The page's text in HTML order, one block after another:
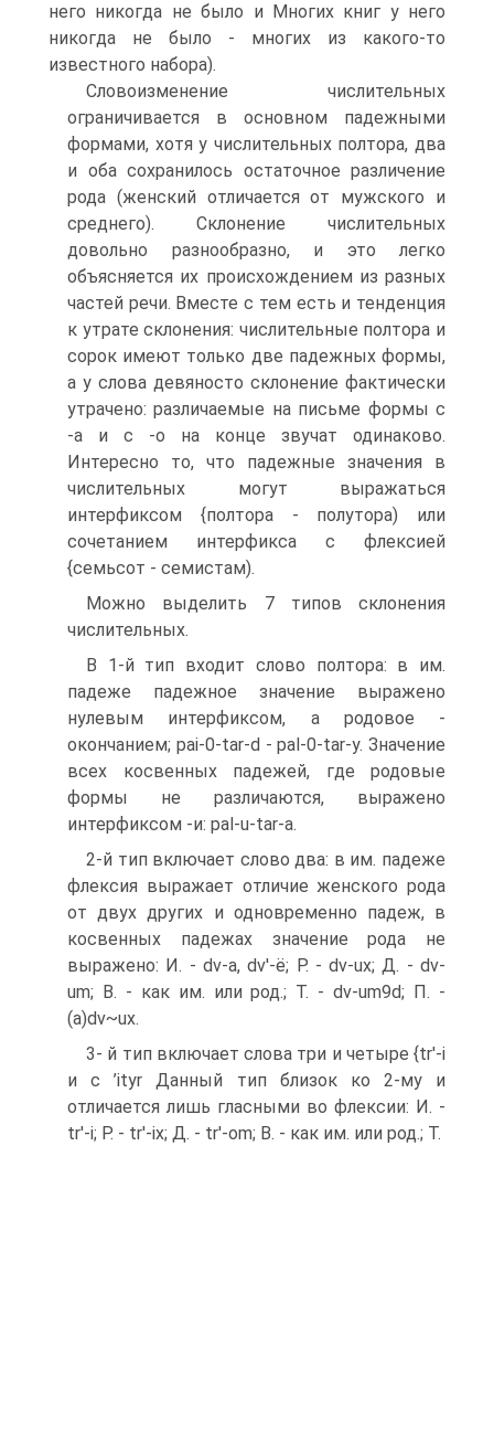
него никогда не было и Многих книг у него
никогда не было - многих из какого-то
известного набора).
Словоизменение числительных
ограничивается в основном падежными
формами, хотя у числительных полтора, два
и оба сохранилось остаточное различение
рода (женский отличается от мужского и
среднего). Склонение числительных
довольно разнообразно, и это легко
объясняется их происхождением из разных
частей речи. Вместе с тем есть и тенденция
к утрате склонения: числительные полтора и
сорок имеют только две падежных формы,
а у слова девяносто склонение фактически
утрачено: различаемые на письме формы с
-а и с -о на конце звучат одинаково.
Интересно то, что падежные значения в
числительных могут выражаться
интерфиксом {полтора - полутора) или
сочетанием интерфикса с флексией
{семьсот - семистам).
Можно выделить 7 типов склонения
числительных.
В 1-й тип входит слово полтора: в им.
падеже падежное значение выражено
нулевым интерфиксом, а родовое -
окончанием; pai-0-tar-d - pal-0-tar-y. Значение
всех косвенных падежей, где родовые
формы не различаются, выражено
интерфиксом -и: pal-u-tar-a.
2-й тип включает слово два: в им. падеже
флексия выражает отличие женского рода
от двух других и одновременно падеж, в
косвенных падежах значение рода не
выражено: И. - dv-a, dv'-ё; Р. - dv-ux; Д. - dv-
um; В. - как им. или род.; Т. - dv-um9d; П. -
(a)dv~ux.
3- й тип включает слова три и четыре {tr'-i
и с ’ityr Данный тип близок ко 2-му и
отличается лишь гласными во флексии: И. -
tr'-i; Р. - tr'-ix; Д. - tr'-om; В. - как им. или род.; Т.